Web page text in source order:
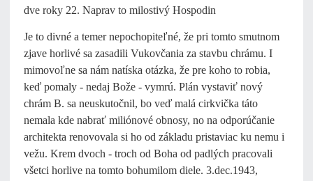
dve roky 22. Naprav to milostivý Hospodin
Je to divné a temer nepochopiteľné, že pri tomto smutnom
zjave horlivé sa zasadili Vukovčania za stavbu chrámu. I
mimovoľne sa nám natíska otázka, že pre koho to robia,
keď pomaly - nedaj Bože - vymrú. Plán vystaviť nový
chrám B. sa neuskutočnil, bo veď malá cirkvička táto
nemala kde nabrať miliónové obnosy, no na odporúčanie
architekta renovovala si ho od základu pristaviac ku nemu i
vežu. Krem dvoch - troch od Boha od padlých pracovali
všetci horlive na tomto bohumilom diele. 3.dec.1943,